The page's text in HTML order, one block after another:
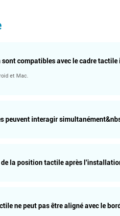
compatibles avec le cadre
et Mac.
peuvent interagir
la position tactile après
ne peut pas être aligné avec le